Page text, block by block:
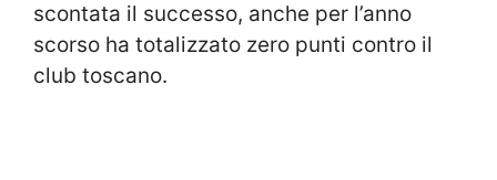
scontata il successo, anche per l’anno
scorso ha totalizzato zero punti contro il
club toscano.